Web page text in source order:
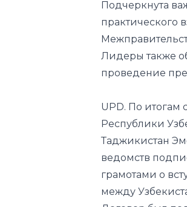
Лидеры также
проведение
UPD. По итогам
Республики
ведомств
грамотами о
между
Договор был
апреля
Документ